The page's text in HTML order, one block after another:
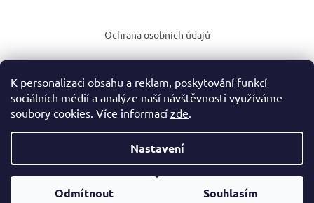
K personalizaci obsahu a reklam, poskytování funkcí
sociálních médií a analýze naší návštěvnosti využíváme
soubory cookies. Více informací zde.
Nastavení
Odmítnout Souhlasím
a
Ochrana osobních údajů
Vytvořil Shoptet
Copyright 2026Rodinný eshop puzzleahry.cz. Všechna práva
vyhrazena.Upravit nastavení cookies